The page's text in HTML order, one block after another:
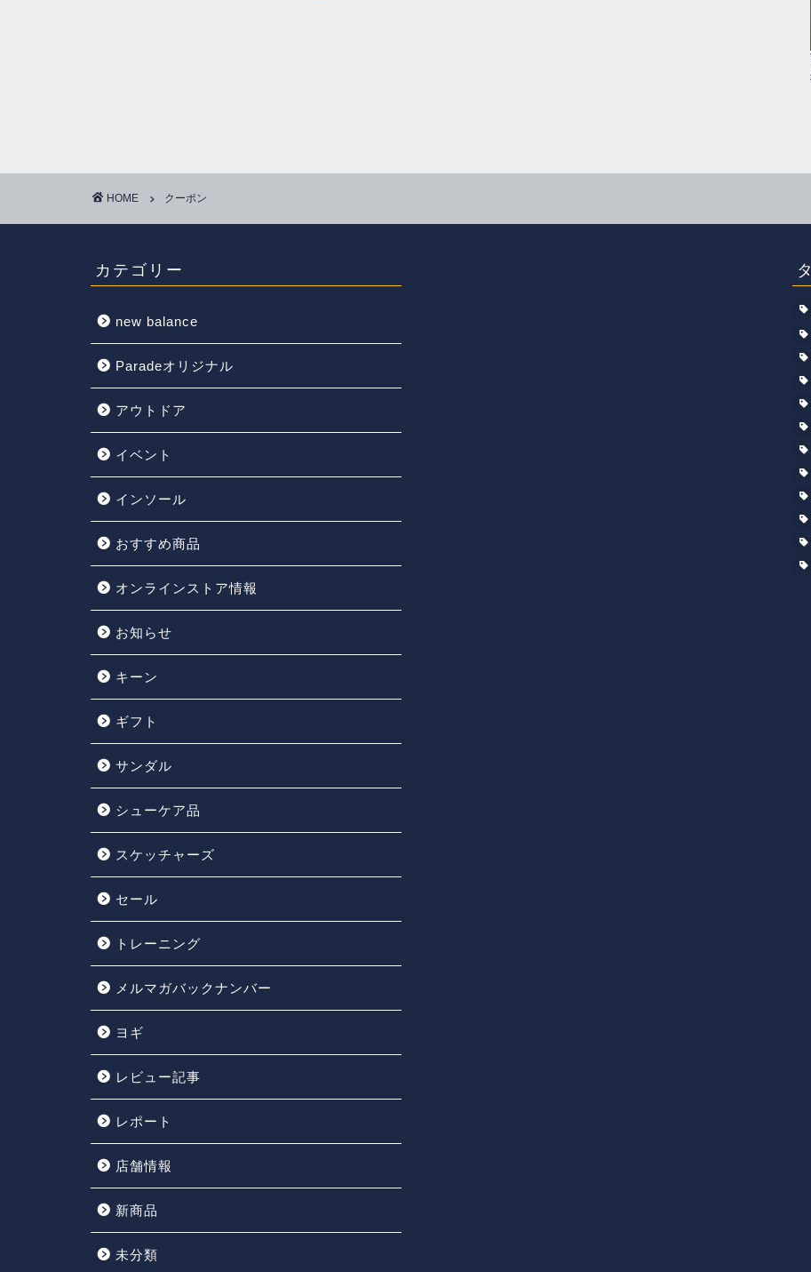
HOME クーポン
カテゴリー
new balance
Paradeオリジナル
アウトドア
イベント
インソール
おすすめ商品
オンラインストア情報
お知らせ
キーン
ギフト
サンダル
シューケア品
スケッチャーズ
セール
トレーニング
メルマガバックナンバー
ヨギ
レビュー記事
レポート
店舗情報
新商品
未分類